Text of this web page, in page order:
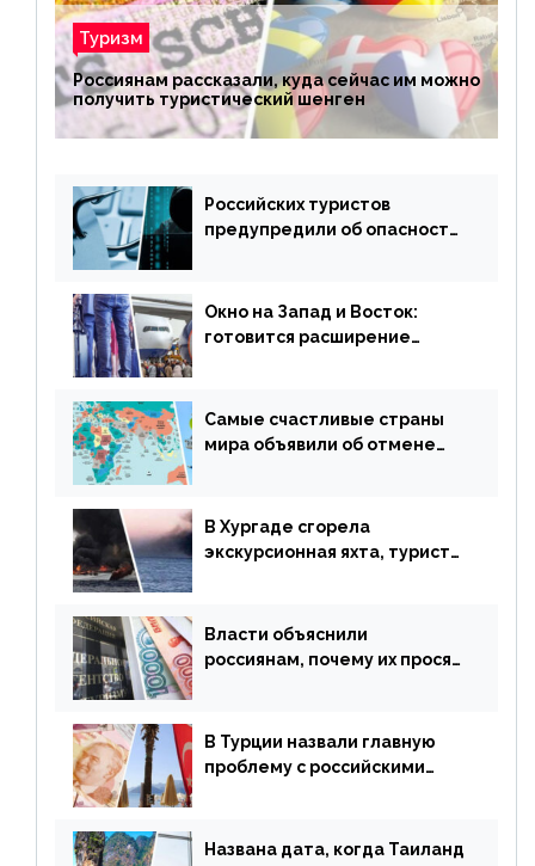
Туризм
Россиянам рассказали, куда сейчас им можно
получить туристический шенген
Российских туристов
предупредили об опасности
Окно на Запад и Восток:
готовится расширение
Самые счастливые страны
мира объявили об отмене
В Хургаде сгорела
экскурсионная яхта, туристы
Власти объяснили
россиянам, почему их просят
В Турции назвали главную
проблему с российскими
Названа дата, когда Таиланд